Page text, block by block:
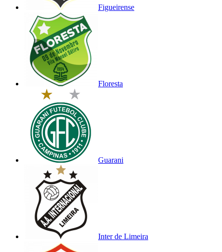
Figueirense
Floresta
Guarani
Inter de Limeira